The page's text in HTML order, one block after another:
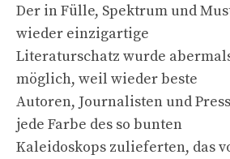
Der in Fülle, Spektrum und
wieder einzigartige
Literaturschatz wurde
möglich, weil wieder beste
Autoren, Journalisten und
jede Farbe des so bunten
Kaleidoskops zulieferten, das